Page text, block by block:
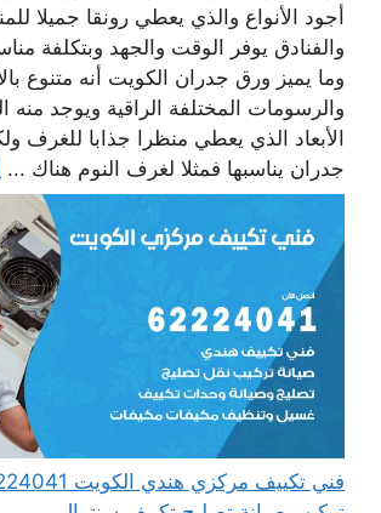
أجود الأنواع والذي يعطي رونقا جميلا
والفنادق يوفر الوقت والجهد وبتكلفة
وما يميز ورق جدران الكويت أنه متنوع
والرسومات المختلفة الراقية ويوجد منه
الأبعاد الذي يعطي منظرا جذابا للغرف
جدران يناسبها فمثلا لغرف النوم هناك ...